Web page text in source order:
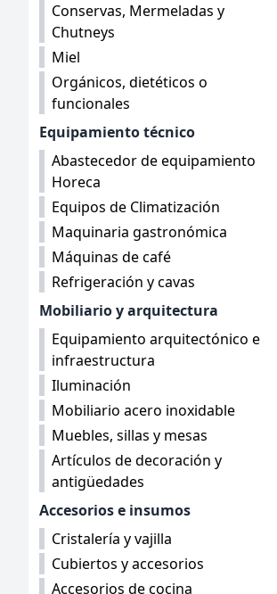
Conservas, Mermeladas y
Chutneys
Miel
Orgánicos, dietéticos o
funcionales
Equipamiento técnico
Abastecedor de equipamiento
Horeca
Equipos de Climatización
Maquinaria gastronómica
Máquinas de café
Refrigeración y cavas
Mobiliario y arquitectura
Equipamiento arquitectónico e
infraestructura
Iluminación
Mobiliario acero inoxidable
Muebles, sillas y mesas
Artículos de decoración y
antigüedades
Accesorios e insumos
Cristalería y vajilla
Cubiertos y accesorios
Accesorios de cocina